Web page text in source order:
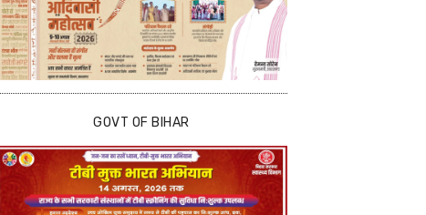
GOVT OF BIHAR